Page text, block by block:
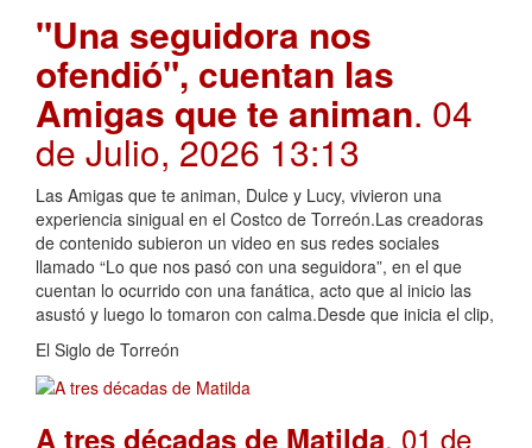
"Una seguidora nos
ofendió", cuentan las
Amigas que te animan. 04
de Julio, 2026 13:13
Las Amigas que te animan, Dulce y Lucy, vivieron una
experiencia sinigual en el Costco de Torreón.Las creadoras
de contenido subieron un video en sus redes sociales
llamado “Lo que nos pasó con una seguidora”, en el que
cuentan lo ocurrido con una fanática, acto que al inicio las
asustó y luego lo tomaron con calma.Desde que inicia el clip,
El Siglo de Torreón
A tres décadas de Matilda. 01 de